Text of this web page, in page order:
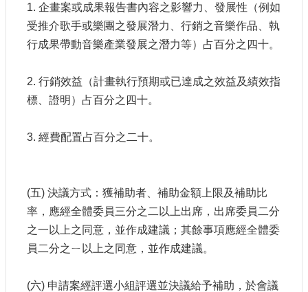
1. 企畫案或成果報告書內容之影響力、發展性（例如
受推介歌手或樂團之發展潛力、行銷之音樂作品、執
行成果帶動音樂產業發展之潛力等）占百分之四十。
2. 行銷效益（計畫執行預期或已達成之效益及績效指
標、證明）占百分之四十。
3. 經費配置占百分之二十。
(五) 決議方式：獲補助者、補助金額上限及補助比
率，應經全體委員三分之二以上出席，出席委員二分
之一以上之同意，並作成建議；其餘事項應經全體委
員二分之ㄧ以上之同意，並作成建議。
(六) 申請案經評選小組評選並決議給予補助，於會議